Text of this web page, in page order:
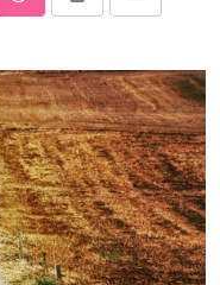
StumbleUpon
Print
Share
Email